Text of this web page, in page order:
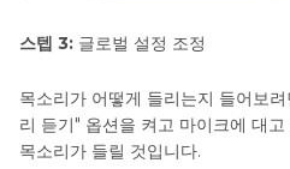
스텝 3: 글로벌 설정 조정
목소리가 어떻게 들리는지 들어보
리 듣기" 옵션을 켜고 마이크에 대
목소리가 들릴 것입니다.